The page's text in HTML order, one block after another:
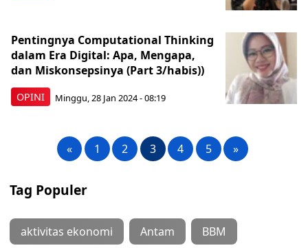
OPINI
Pentingnya Computational Thinking
dalam Era Digital: Apa, Mengapa,
dan Miskonsepsinya (Part 3/habis))
Minggu, 28 Jan 2024 - 08:19
« 1 2 3 4 5 »
Tag Populer
aktivitas ekonomi Antam BBM